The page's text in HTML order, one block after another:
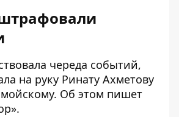
череда событий,
на руку Ринату Ахметову
Об этом пишет
».